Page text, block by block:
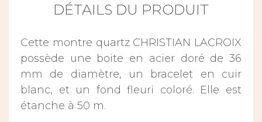
DÉTAILS DU PRODUIT
Cette montre quartz CHRISTIAN LACROIX
possède une boite en acier doré de 36
mm de diamètre, un bracelet en cuir
blanc, et un fond fleuri coloré. Elle est
étanche à 50 m.